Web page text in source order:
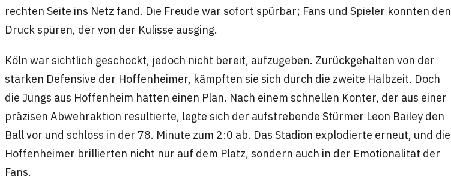
rechten Seite ins Netz fand. Die Freude war sofort spürbar; Fans und Spieler konnten den
Druck spüren, der von der Kulisse ausging.
Köln war sichtlich geschockt, jedoch nicht bereit, aufzugeben. Zurückgehalten von der
starken Defensive der Hoffenheimer, kämpften sie sich durch die zweite Halbzeit. Doch
die Jungs aus Hoffenheim hatten einen Plan. Nach einem schnellen Konter, der aus einer
präzisen Abwehraktion resultierte, legte sich der aufstrebende Stürmer Leon Bailey den
Ball vor und schloss in der 78. Minute zum 2:0 ab. Das Stadion explodierte erneut, und die
Hoffenheimer brillierten nicht nur auf dem Platz, sondern auch in der Emotionalität der
Fans.